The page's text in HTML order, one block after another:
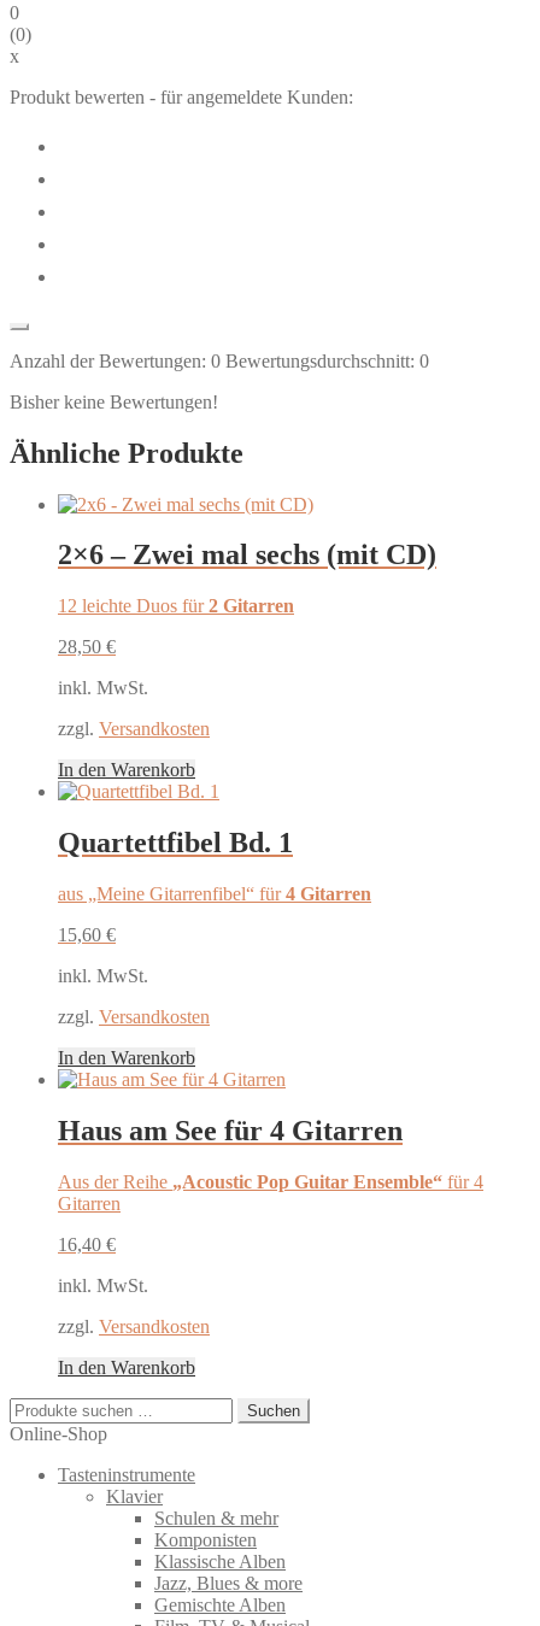
0
(0)
x
Produkt bewerten - für angemeldete Kunden:
Anzahl der Bewertungen: 0 Bewertungsdurchschnitt: 0
Bisher keine Bewertungen!
Ähnliche Produkte
2×6 – Zwei mal sechs (mit CD)
12 leichte Duos für2 Gitarren
28,50 €
inkl. MwSt.
zzgl. Versandkosten
In den Warenkorb
Quartettfibel Bd. 1
aus „Meine Gitarrenfibel“ für4 Gitarren
15,60 €
inkl. MwSt.
zzgl. Versandkosten
In den Warenkorb
Haus am See für 4 Gitarren
Aus der Reihe „Acoustic Pop Guitar Ensemble“ für 4
Gitarren
16,40 €
inkl. MwSt.
zzgl. Versandkosten
In den Warenkorb
Suchen
nach:
Suchen
Online-Shop
Tasteninstrumente
Klavier
Schulen & mehr
Komponisten
Klassische Alben
Jazz, Blues & more
Gemischte Alben